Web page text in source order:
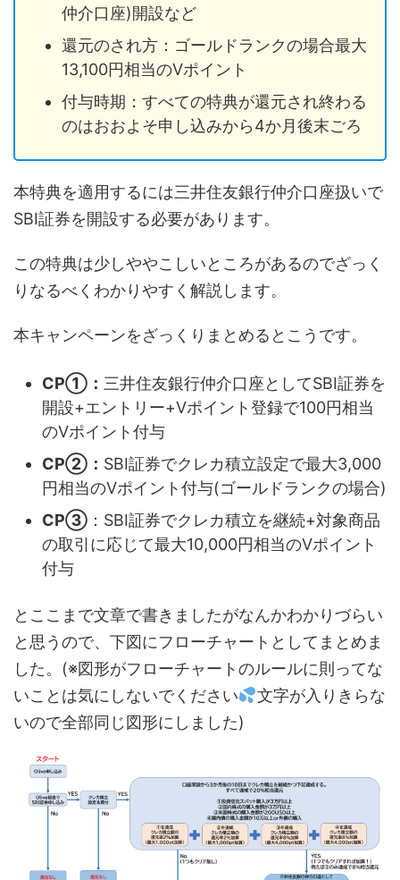
仲介口座)開設など
還元のされ方：ゴールドランクの場合最大
13,100円相当のVポイント
付与時期：すべての特典が還元され終わる
のはおおよそ申し込みから4か月後末ごろ
本特典を適用するには三井住友銀行仲介口座扱いで
SBI証券を開設する必要があります。
この特典は少しややこしいところがあるのでざっく
りなるべくわかりやすく解説します。
本キャンペーンをざっくりまとめるとこうです。
CP①： 三井住友銀行仲介口座としてSBI証券を
開設+エントリー+Vポイント登録で100円相当
のVポイント付与
CP②： SBI証券でクレカ積立設定で最大3,000
円相当のVポイント付与(ゴールドランクの場合)
CP③ ：SBI証券でクレカ積立を継続+対象商品
の取引に応じて最大10,000円相当のVポイント
付与
とここまで文章で書きましたがなんかわかりづらい
と思うので、下図にフローチャートとしてまとめま
した。(※図形がフローチャートのルールに則ってな
いことは気にしないでください
文字が入りきらな
いので全部同じ図形にしました)